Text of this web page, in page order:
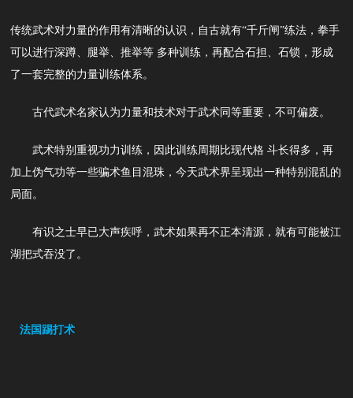
传统武术对力量的作用有清晰的认识，自古就有“千斤闸”练法，拳手
可以进行深蹲、腿举、推举等 多种训练，再配合石担、石锁，形成
了一套完整的力量训练体系。
古代武术名家认为力量和技术对于武术同等重要，不可偏废。
武术特别重视功力训练，因此训练周期比现代格 斗长得多，再
加上伪气功等一些骗术鱼目混珠，今天武术界呈现出一种特别混乱的
局面。
有识之士早已大声疾呼，武术如果再不正本清源，就有可能被江
湖把式吞没了。
法国踢打术